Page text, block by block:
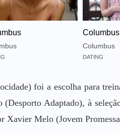
Columbus
Columbus
DATING
foi a escolha para
(Desporto Adaptado), à
Xavier Melo (Jovem